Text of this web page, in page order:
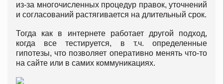
из-за многочисленных процедур правок, уточнений
и согласований растягивается на длительный срок.
Тогда как в интернете работает другой подход,
когда все тестируется, в т.ч. определенные
гипотезы, что позволяет оперативно менять что-то
на сайте или в самих коммуникациях.